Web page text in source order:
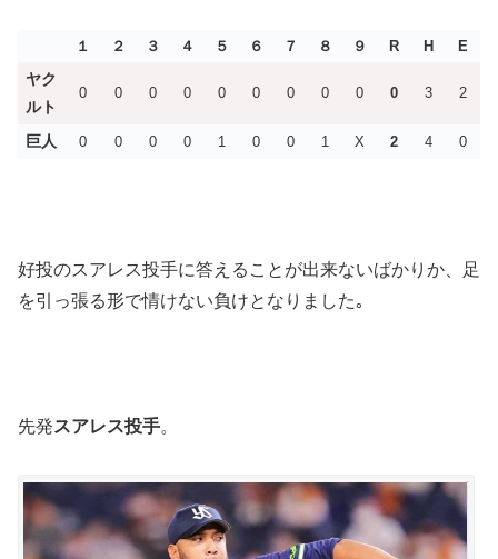
１ ２ ３ ４ ５ ６ ７ ８ ９ R H E
ヤク
ルト
0 0 0 0 0 0 0 0 0 0 3 2
巨人 0 0 0 0 1 0 0 1 X 2 4 0
好投のスアレス投手に答えることが出来ないばかりか、足
を引っ張る形で情けない負けとなりました｡
先発スアレス投手。